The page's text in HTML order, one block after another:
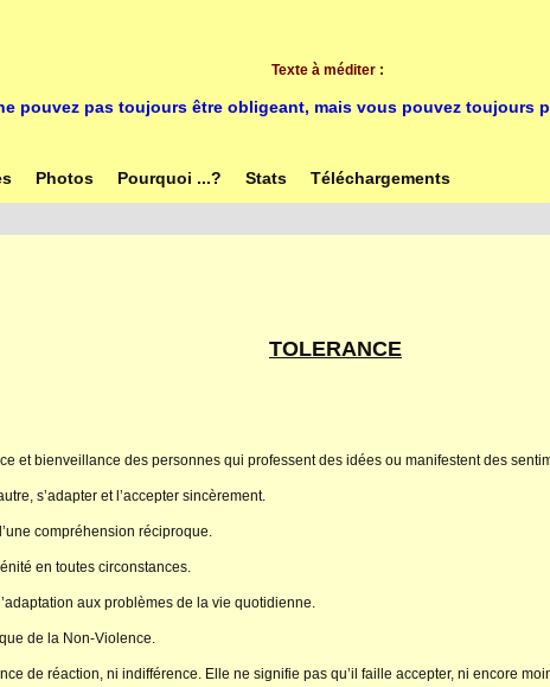
Texte à méditer :
pouvez pas toujours être obligeant, mais vous pouvez toujours
Photos Pourquoi ...? Stats Téléchargements
TOLERANCE
et bienveillance des personnes qui professent des idées ou manifestent des
s’adapter et l’accepter sincèrement.
compréhension réciproque.
en toutes circonstances.
aux problèmes de la vie quotidienne.
de la Non-Violence.
de réaction, ni indifférence. Elle ne signifie pas qu’il faille accepter, ni encore